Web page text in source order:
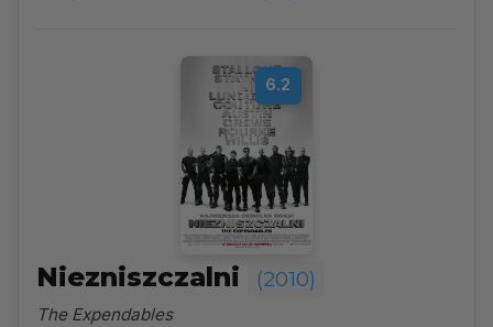
6.2
Niezniszczalni (2010)
The Expendables